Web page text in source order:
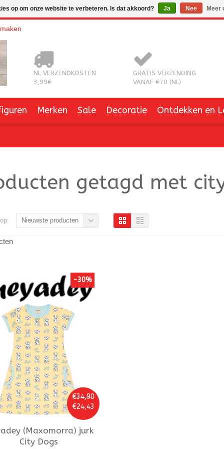
NL VERZENDKOSTEN
3,99€
GRATIS VERZENDING
VANAF €70 (NL)
Merken Sale Decoratie Ontdekken en
getagd met
Nieuwste producten
€34,90
€24,43
-30%
(Maxomorra) jurk
City Dogs
op om onze website te verbeteren. Is dat akkoord? Ja Nee Meer